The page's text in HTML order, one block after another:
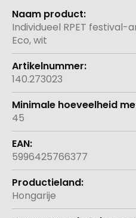
Meer
informatie
Individueel RPET festival-
Eco, wit
140.273023
45
5996425766377
Hongarije